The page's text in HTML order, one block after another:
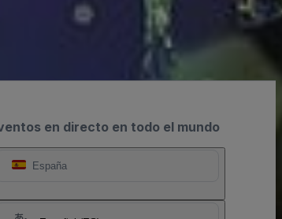
en directo en todo el mundo
España